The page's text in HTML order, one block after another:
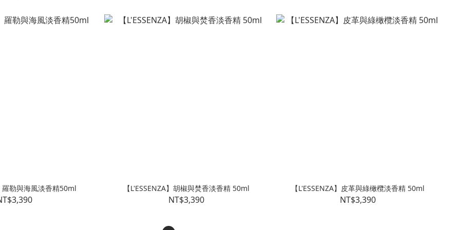
羅勒與海風淡香精50ml 【L'ESSENZA】胡椒與焚香淡香精 50ml
NT$3,390
【L'ESSENZA】皮革與綠橄欖淡香精 50ml
NT$3,390